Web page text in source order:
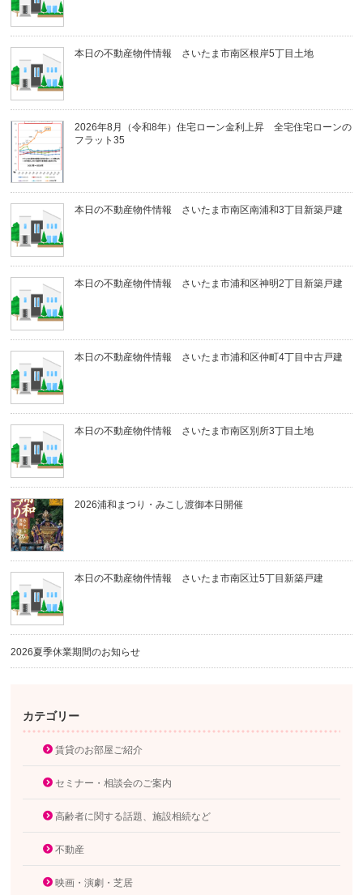
本日の不動産物件情報 さいたま市南区根岸5丁目土地
2026年8月（令和8年）住宅ローン金利上昇 全宅住宅ローンの
フラット35
本日の不動産物件情報 さいたま市南区南浦和3丁目新築戸建
本日の不動産物件情報 さいたま市浦和区神明2丁目新築戸建
本日の不動産物件情報 さいたま市浦和区仲町4丁目中古戸建
本日の不動産物件情報 さいたま市南区別所3丁目土地
2026浦和まつり・みこし渡御本日開催
本日の不動産物件情報 さいたま市南区辻5丁目新築戸建
2026夏季休業期間のお知らせ
カテゴリー
賃貸のお部屋ご紹介
セミナー・相談会のご案内
高齢者に関する話題、施設相続など
不動産
映画・演劇・芝居